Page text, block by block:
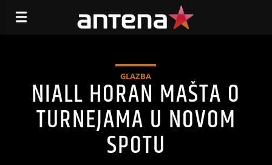
GLAZBA
NIALL HORAN MAŠTA O
TURNEJAMA U NOVOM
SPOTU